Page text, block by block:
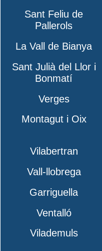
Sant Feliu de
Pallerols
La Vall de Bianya
Sant Julià del Llor i
Bonmatí
Verges
Montagut i Oix
Vilabertran
Vall-llobrega
Garriguella
Ventalló
Vilademuls